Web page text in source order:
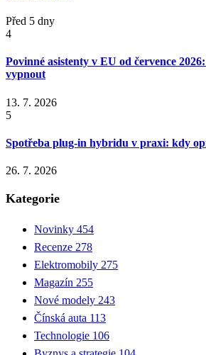
Před 5 dny
4
Povinné asistenty v EU od července
vypnout
13. 7. 2026
5
Spotřeba plug-in hybridu v praxi: kdy
26. 7. 2026
Kategorie
Novinky 454
Recenze 278
Elektromobily 275
Magazín 255
Nové modely 243
Čínská auta 113
Technologie 106